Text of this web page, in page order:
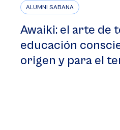
ALUMNI SABANA
Awaiki: el arte de
educación
origen y para el